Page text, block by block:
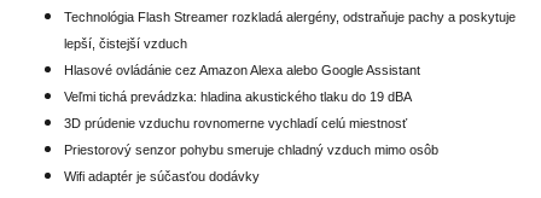
Technológia Flash Streamer rozkladá alergény, odstraňuje pachy a poskytuje
lepší, čistejší vzduch
Hlasové ovládánie cez Amazon Alexa alebo Google Assistant
Veľmi tichá prevádzka: hladina akustického tlaku do 19 dBA
3D prúdenie vzduchu rovnomerne vychladí celú miestnosť
Priestorový senzor pohybu smeruje chladný vzduch mimo osôb
Wifi adaptér je súčasťou dodávky